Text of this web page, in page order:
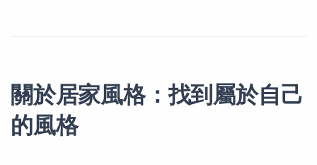
關於居家風格：找到屬於自己
的風格